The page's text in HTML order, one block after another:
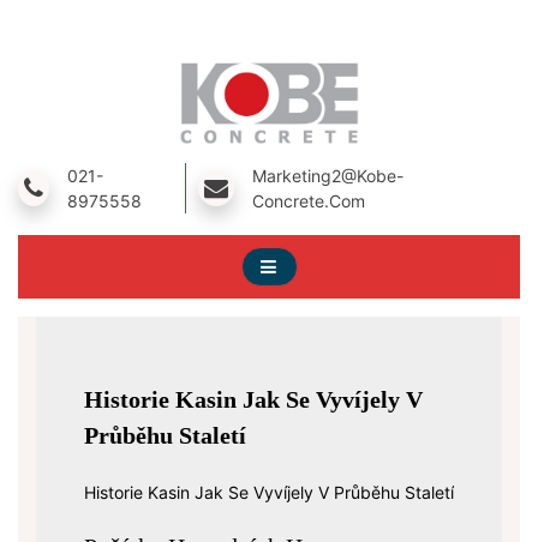
Kobe Concrete
A Prestressed Concrete Product Manufacturing Company
021-
8975558
Marketing2@kobe-
Concrete.com
Historie Kasin Jak Se Vyvíjely V
Průběhu Staletí
Historie Kasin Jak Se Vyvíjely V Průběhu Staletí